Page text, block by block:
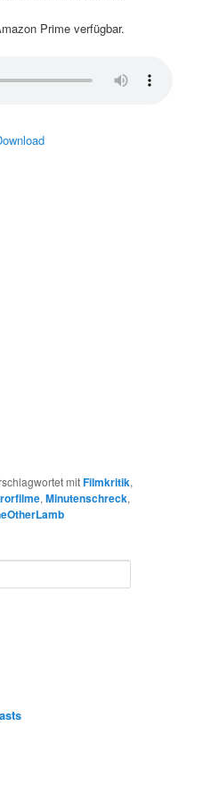
Prime verfügbar.
mitFilmkritik,
,Minutenschreck,